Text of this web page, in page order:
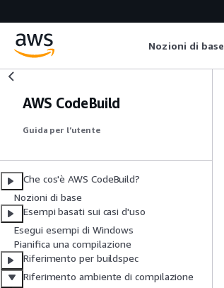
Nozioni di base
AWS CodeBuild
Guida per l’utente
Che cos'è AWS CodeBuild?
Nozioni di base
Esempi basati sui casi d'uso
Esegui esempi di Windows
Pianifica una compilazione
Riferimento per buildspec
Riferimento ambiente di compilazione